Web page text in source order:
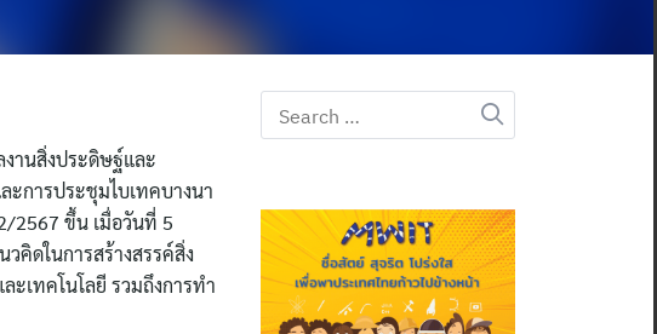
านสิ่งประดิษฐ์และ
การประชุมไบเทคบางนา
2567 ขึ้น เมื่อวันที่ 5
คิดในการสร้างสรรค์สิ่ง
เทคโนโลยี รวมถึงการทำ
Search
for: